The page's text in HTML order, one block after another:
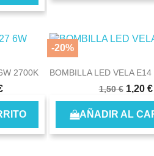
2700K
BOMBILLA LED VELA
1,50 € 1,20 €
AÑADIR AL
-20% You need to be
Cancel